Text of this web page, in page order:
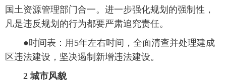
国土资源管理部门合一。进一步强化规划的强制性，
凡是违反规划的行为都要严肃追究责任。
●时间表：用5年左右时间，全面清查并处理建成
区违法建设，坚决遏制新增违法建设。
2 城市风貌